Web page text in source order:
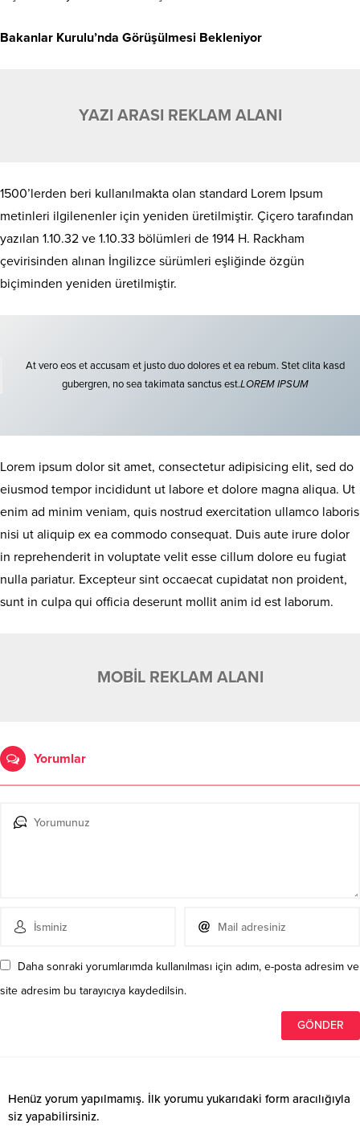
Bakanlar Kurulu’nda Görüşülmesi Bekleniyor
YAZI ARASI REKLAM ALANI
1500’lerden beri kullanılmakta olan standard Lorem Ipsum
metinleri ilgilenenler için yeniden üretilmiştir. Çiçero tarafından
yazılan 1.10.32 ve 1.10.33 bölümleri de 1914 H. Rackham
çevirisinden alınan İngilizce sürümleri eşliğinde özgün
biçiminden yeniden üretilmiştir.
At vero eos et accusam et justo duo dolores et ea rebum. Stet clita kasd
gubergren, no sea takimata sanctus est.LOREM IPSUM
Lorem ipsum dolor sit amet, consectetur adipisicing elit, sed do
eiusmod tempor incididunt ut labore et dolore magna aliqua. Ut
enim ad minim veniam, quis nostrud exercitation ullamco laboris
nisi ut aliquip ex ea commodo consequat. Duis aute irure dolor
in reprehenderit in voluptate velit esse cillum dolore eu fugiat
nulla pariatur. Excepteur sint occaecat cupidatat non proident,
sunt in culpa qui officia deserunt mollit anim id est laborum.
MOBİL REKLAM ALANI
Yorumlar
Daha sonraki yorumlarımda kullanılması için adım, e-posta adresim ve
site adresim bu tarayıcıya kaydedilsin.
Henüz yorum yapılmamış. İlk yorumu yukarıdaki form aracılığıyla
siz yapabilirsiniz.